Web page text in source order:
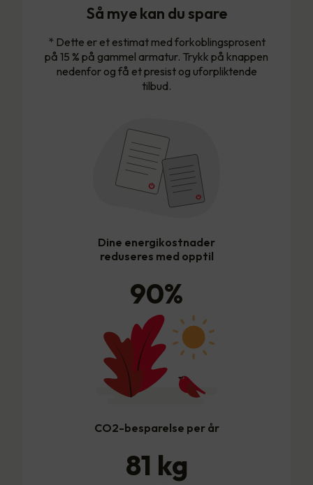
Så mye kan du spare
* Dette er et estimat med forkoblingsprosent
på 15 % på gammel armatur. Trykk på knappen
nedenfor og få et presist og uforpliktende
tilbud.
Dine energikostnader
reduseres med opptil
90%
CO2-besparelse per år
81 kg